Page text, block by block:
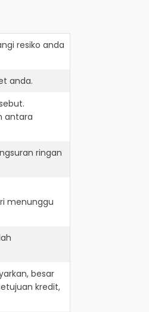
resiko anda
anda.
antara
ringan
menunggu
besar
kredit,